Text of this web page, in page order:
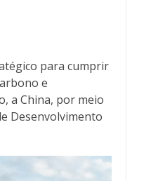
para cumprir
e
a China, por meio
Desenvolvimento